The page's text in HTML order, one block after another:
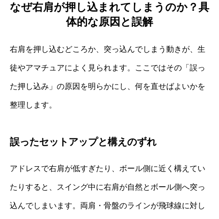
なぜ右肩が押し込まれてしまうのか？具
体的な原因と誤解
右肩を押し込むどころか、突っ込んでしまう動きが、生
徒やアマチュアによく見られます。ここではその「誤っ
た押し込み」の原因を明らかにし、何を直せばよいかを
整理します。
誤ったセットアップと構えのずれ
アドレスで右肩が低すぎたり、ボール側に近く構えてい
たりすると、スイング中に右肩が自然とボール側へ突っ
込んでしまいます。両肩・骨盤のラインが飛球線に対し